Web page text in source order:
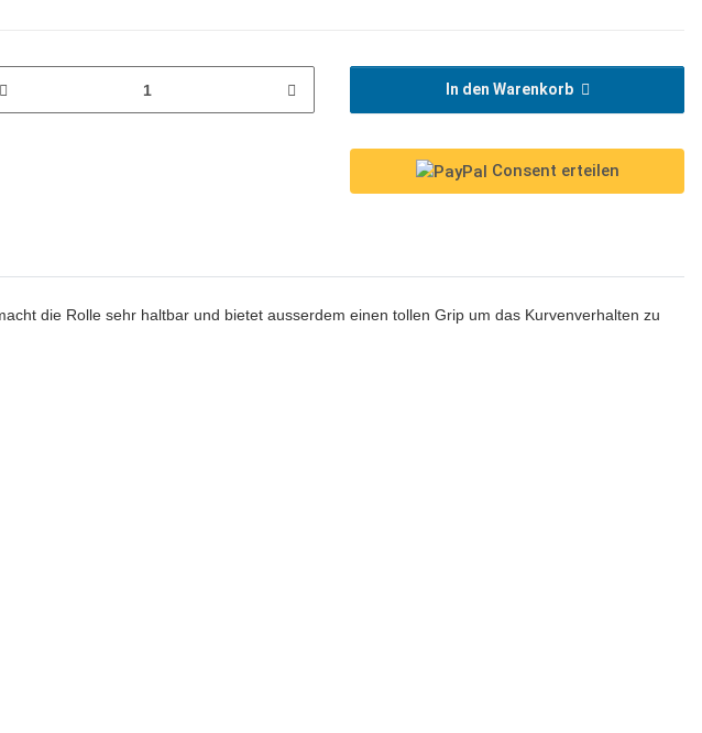
In den Warenkorb
Consent erteilen
die Rolle sehr haltbar und bietet ausserdem einen tollen Grip um das Kurvenverhalten zu